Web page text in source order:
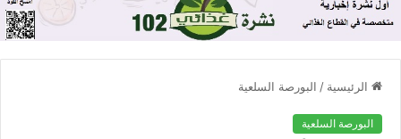
الرئيسية / البورصة السلعية
البورصة السلعية